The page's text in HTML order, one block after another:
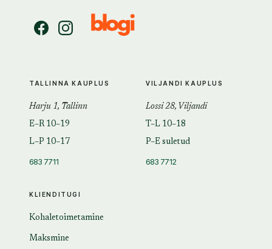
KLIENDITUGI
Kohaletoimetamine
Maksmine
TALLINNA KAUPLUS
Harju 1, Tallinn
E–R 10–19
L–P 10–17
683 7711
VILJANDI KAUPLUS
Lossi 28, Viljandi
T–L 10–18
P–E suletud
683 7712